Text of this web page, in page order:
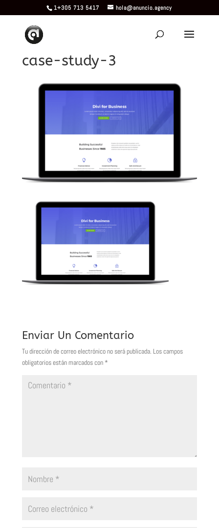
1+305 713 5417 hola@anuncio.agency
case-study-3
Enviar Un Comentario
Tu dirección de correo electrónico no será publicada. Los campos
obligatorios están marcados con *